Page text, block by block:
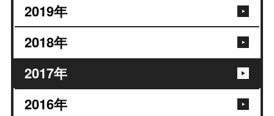
2019年
2018年
2017年
2016年